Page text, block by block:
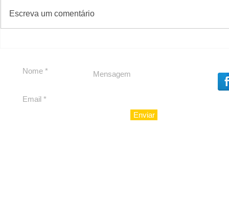
para São Paulo
Escreva um comentário
#Sugestões
Enviar